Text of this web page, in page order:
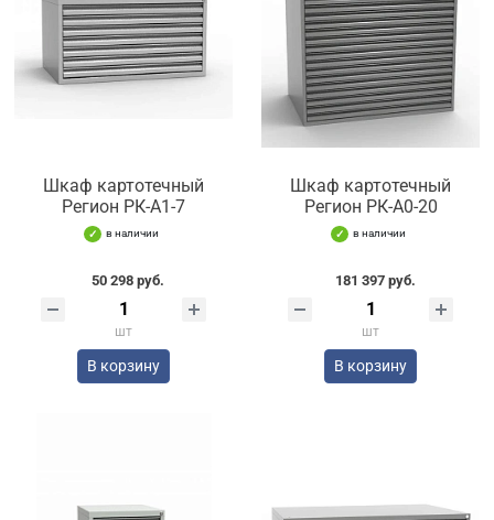
Шкаф картотечный
Регион РК-А1-7
в наличии
50 298 руб.
шт
В корзину
Шкаф картотечный
Регион РК-А0-20
в наличии
181 397 руб.
шт
В корзину